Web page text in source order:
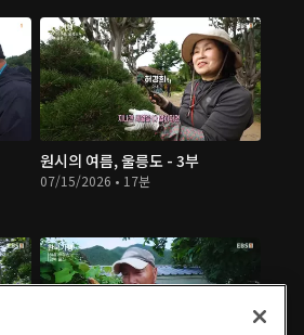
원시의 여름, 울릉도 - 3부
07/15/2026 • 17분